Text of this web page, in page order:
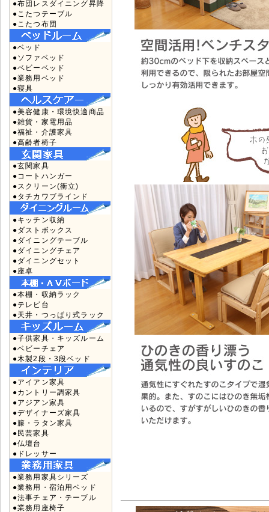
●布団レスダイニング昇降
●こたつテーブル
●こたつ布団
●ベッド
●ソファベッド
●ベビーベッド
●業務用ベッド
●寝具
●美容健康・環境快適商品
●雑貨・家電用品
●福祉・介護家具
●高齢者椅子
●玄関家具
●コートハンガー
●スクリーン(衝立)
●タチカワブラインド
●キッチン収納
●ダストボックス
●ダイニングテーブル
●ダイニングチェア
●ダイニングセット
●座卓
●本棚・収納ラック
●テレビ台
●天井・つっぱり式ラック
●子供家具・キッズルーム
●ベビーチェア
●木製2段・3段ベッド
●アイアン家具
●カントリー調家具
●アジアン家具
●デザイナーズ家具
●籐・ラタン家具
●民芸家具
●仏壇台
●ドレッサー
●業務用家具シリーズ
●業務用・宿泊用ベッド
●法事チェア・テーブル
●業務用座椅子